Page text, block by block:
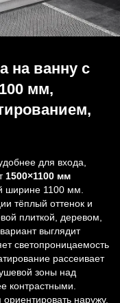
на ванну с
мм,
для входа,
1500×1100 мм
ширине 1100 мм.
тёплый оттенок и
плиткой, деревом,
выглядит
светопроницаемость
рассеивает
зоны над
контрастными.
наружу.